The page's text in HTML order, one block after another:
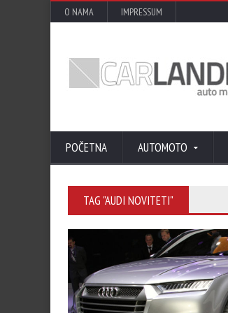
O NAMA IMPRESSUM
POČETNA AUTOMOTO
TAG "AUDI NOVITETI"